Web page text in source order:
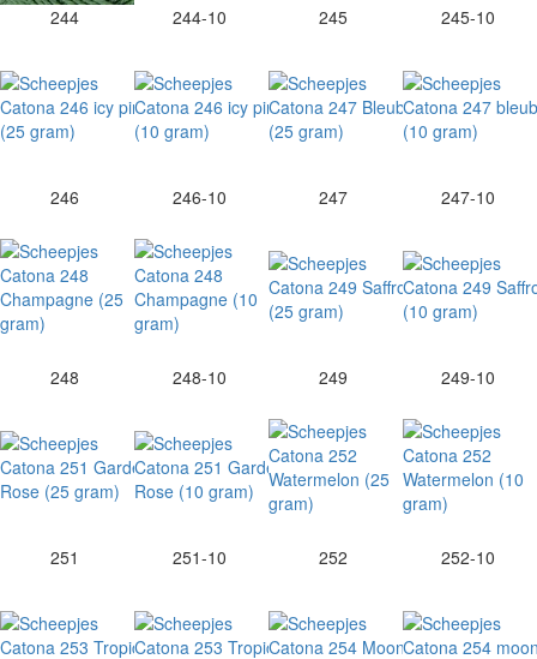
244 244-10 245 245-10
246 246-10 247 247-10
248 248-10 249 249-10
251 251-10 252 252-10